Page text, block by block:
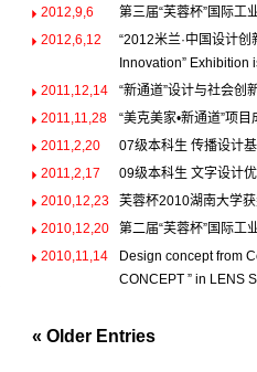
2012,9,6
第三届“芙蓉杯”国际工
2012,6,12
“2012米兰·中国设计
Innovation” Exhibition
2011,12,14
“新通道”设计与社会创
2011,11,28
“美克美家•新通道”项
2011,2,20
07级本科生 传播设计
2011,2,17
09级本科生 文字设计
2010,12,23
芙蓉杯2010湖南大学
2010,12,20
第二届“芙蓉杯”国际工
2010,11,14
Design concept from
CONCEPT ” in LENS
« Older Entries